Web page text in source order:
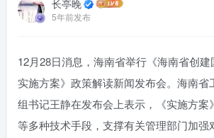
长亭晚
5年前发布
12月28日消息，海南省举行《海南省创
实施方案》政策解读新闻发布会。海南省
组书记王静在发布会上表示，《实施方案
等多种技术手段，支撑有关管理部门加强